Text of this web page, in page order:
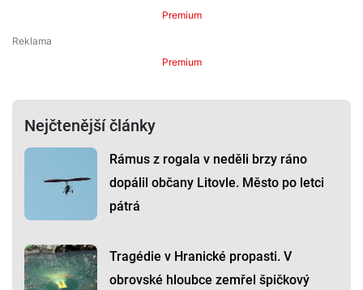
Premium
Premium
Nejčtenější články
Rámus z rogala v neděli brzy ráno
dopálil občany Litovle. Město po letci
pátrá
Tragédie v Hranické propasti. V
obrovské hloubce zemřel špičkový